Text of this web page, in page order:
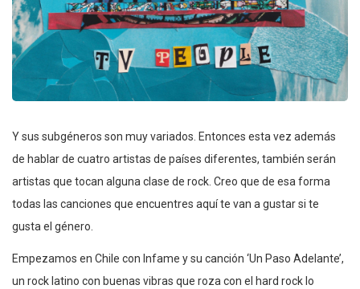
Y sus subgéneros son muy variados. Entonces esta vez además
de hablar de cuatro artistas de países diferentes, también serán
artistas que tocan alguna clase de rock. Creo que de esa forma
todas las canciones que encuentres aquí te van a gustar si te
gusta el género.
Empezamos en Chile con Infame y su canción ‘Un Paso Adelante’,
un rock latino con buenas vibras que roza con el hard rock lo